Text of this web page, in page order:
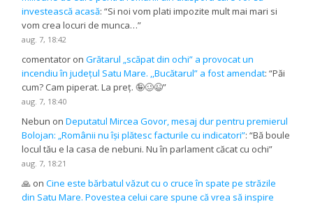
investească acasă: “Si noi vom plati impozite mult mai mari si
vom crea locuri de munca…”
aug. 7, 18:42
comentator onGrătarul „scăpat din ochi” a provocat un
incendiu în județul Satu Mare. ,,Bucătarul” a fost amendat: “Păi
cum? Cam piperat. La preț. 🤪🥴😉”
aug. 7, 18:40
Nebun onDeputatul Mircea Govor, mesaj dur pentru premierul
Bolojan: „Românii nu își plătesc facturile cu indicatori”: “Bă boule
locul tău e la casa de nebuni. Nu în parlament căcat cu ochi”
aug. 7, 18:21
🙏 onCine este bărbatul văzut cu o cruce în spate pe străzile
din Satu Mare. Povestea celui care spune că vrea să inspire